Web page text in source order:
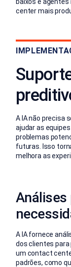
center mais
A IA não precisa
ajudar as
problemas
futuras. Isso
melhora as
Análises
A IA fornece
dos clientes
um contact
padrões, como